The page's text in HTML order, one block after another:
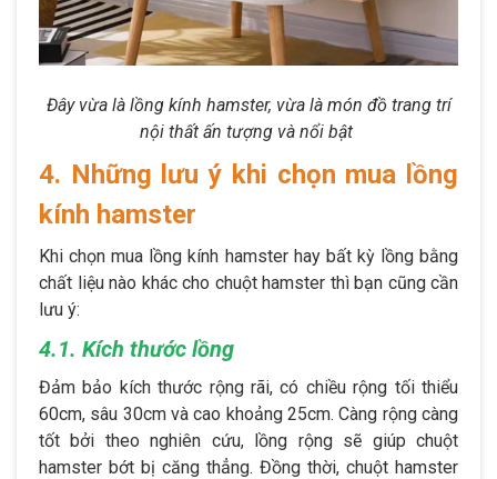
Đây vừa là lồng kính hamster, vừa là món đồ trang trí
nội thất ấn tượng và nổi bật
4. Những lưu ý khi chọn mua lồng
kính hamster
Khi chọn mua lồng kính hamster hay bất kỳ lồng bằng
chất liệu nào khác cho chuột hamster thì bạn cũng cần
lưu ý:
4.1. Kích thước lồng
Đảm bảo kích thước rộng rãi, có chiều rộng tối thiểu
60cm, sâu 30cm và cao khoảng 25cm. Càng rộng càng
tốt bởi theo nghiên cứu, lồng rộng sẽ giúp chuột
hamster bớt bị căng thẳng. Đồng thời, chuột hamster